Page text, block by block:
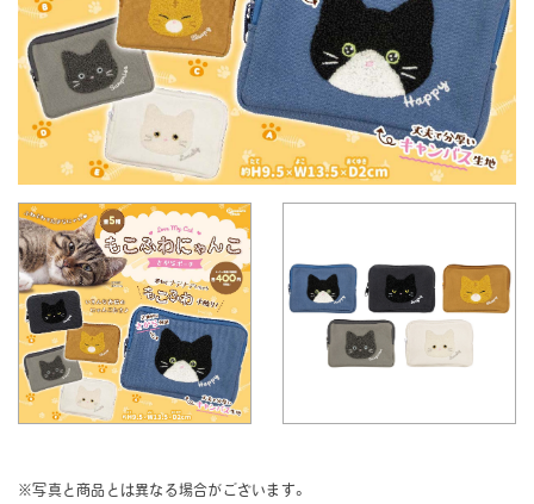
※写真と商品とは異なる場合がございます。